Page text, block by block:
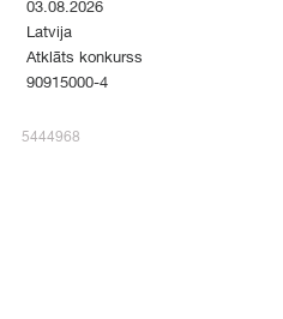
03.08.2026
Latvija
Atklāts konkurss
90915000-4
5444968